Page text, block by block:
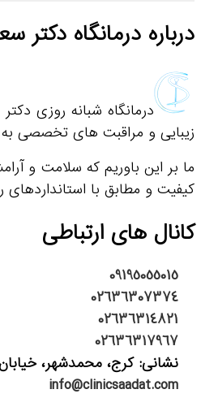
درباره درمانگاه دکتر
درمانگاه شبانه روزی
زیبایی و مراقبت های تخصصی به
ما بر این باوریم که سلامت و
کیفیت و مطابق با استانداردهای
کانال های ارتباطی
09195055015
02636307374
02636314821
02636317967
نشانی: کرج، محمدشهر،
info@clinicsaadat.com